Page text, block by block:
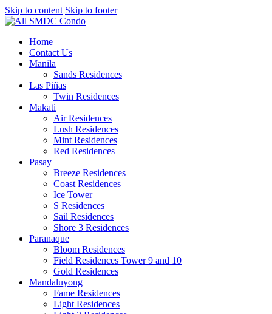
Skip to content Skip to footer
Home
Contact Us
Manila
Sands Residences
Las Piñas
Twin Residences
Makati
Air Residences
Lush Residences
Mint Residences
Red Residences
Pasay
Breeze Residences
Coast Residences
Ice Tower
S Residences
Sail Residences
Shore 3 Residences
Paranaque
Bloom Residences
Field Residences Tower 9 and 10
Gold Residences
Mandaluyong
Fame Residences
Light Residences